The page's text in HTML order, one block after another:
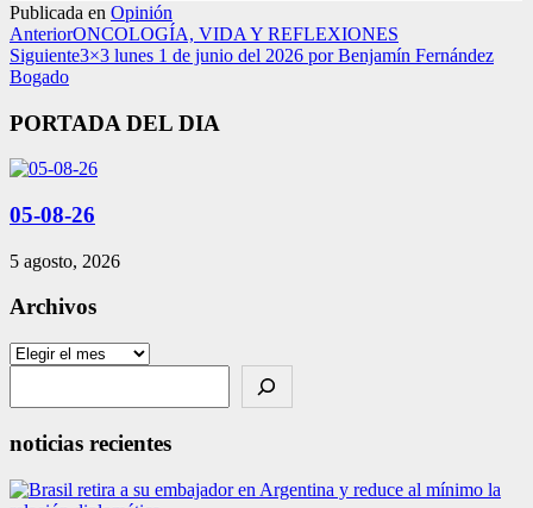
Publicada en Opinión
AnteriorONCOLOGÍA, VIDA Y REFLEXIONES
Siguiente3×3 lunes 1 de junio del 2026 por Benjamín Fernández
Bogado
PORTADA DEL DIA
05-08-26
5 agosto, 2026
Archivos
Archivos
noticias recientes